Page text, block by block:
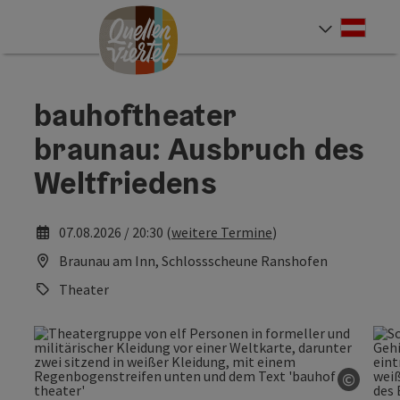
Zum InhaltAccesskey
[0]
Zur Navigation Accesskey
[1]
Zum Seitenanfang Accesskey
[2]
bauhoftheater
braunau: Ausbruch des
Weltfriedens
07.08.2026 / 20:30 (weitere Termine)
Braunau am Inn, Schlossscheune Ranshofen
Theater
©